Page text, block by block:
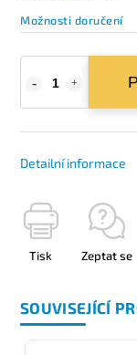
Možnosti doručení
Detailní informace
Tisk Zeptat se
SOUVISEJÍCÍ